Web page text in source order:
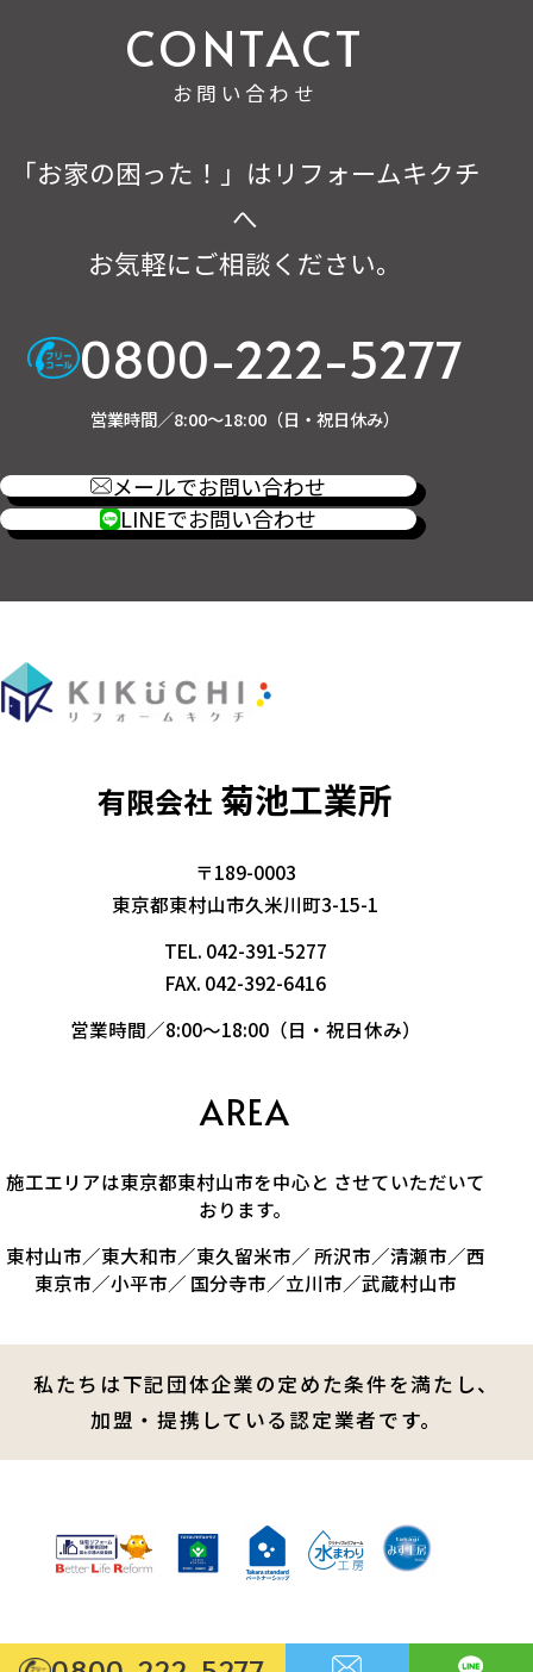
お問い合わせ
「お家の困った！」はリフォームキクチ
へ
お気軽にご相談ください。
0800-222-5277
営業時間／8:00～18:00（日・祝日休み）
メールでお問い合わせ
LINEでお問い合わせ
有限会社 菊池工業所
〒189-0003
東京都東村山市久米川町3-15-1
TEL. 042-391-5277
FAX. 042-392-6416
営業時間／8:00～18:00（日・祝日休み）
AREA
施工エリアは東京都東村山市を中心と させていただいて
おります。
東村山市／東大和市／東久留米市／ 所沢市／清瀬市／西
東京市／小平市／ 国分寺市／立川市／武蔵村山市
私たちは下記団体企業の定めた条件を満たし、
加盟・提携している認定業者です。